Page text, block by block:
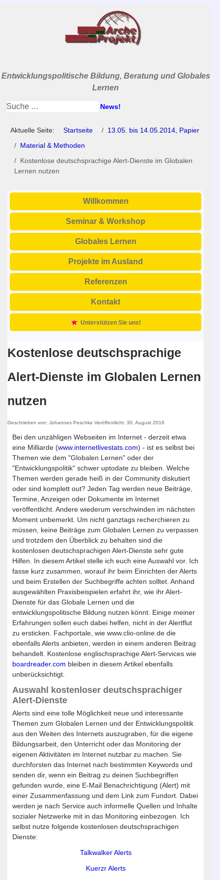
Entwicklungspolitische Bildung, Beratung und Globales
Lernen
News!
Aktuelle Seite: Startseite
13.05. bis 14.05.2014, Papier
Material & Methoden
Kostenlose deutschsprachige Alert-Dienste im Globalen
Lernen nutzen
Willkommen
Seminar & Workshop
Globales Lernen
Projekte im Ausland
Referenzen
Kontakt
Unterstützen Sie uns!
Kostenlose deutschsprachige
Alert-Dienste im Globalen Lernen
nutzen
Geschrieben von: Johannes Peschke Veröffentlicht: 30. August 2016
Bei den unzähligen Webseiten im Internet - derzeit etwa
eine Milliarde (www.internetlivestats.com) - ist es selbst bei
Themen wie dem "Globalen Lernen" oder der
"Entwicklungspolitik" schwer uptodate zu bleiben. Welche
Themen werden gerade heiß in der Community diskutiert
oder sind komplett out? Jeden Tag werden neue Beiträge,
Termine, Anzeigen oder Dokumente im Internet
veröffentlicht. Andere wiederum verschwinden im nächsten
Moment unbemerkt. Um nicht ganztags recherchieren zu
müssen, keine Beiträge zum Globalen Lernen zu verpassen
und trotzdem den Überblick zu behalten sind die
kostenlosen deutschsprachigen Alert-Dienste sehr gute
Hilfen. In diesem Artikel stelle ich euch eine Auswahl vor. Ich
fasse kurz zusammen, worauf ihr beim Einrichten der Alerts
und beim Erstellen der Suchbegriffe achten solltet. Anhand
ausgewählten Praxisbeispielen erfahrt ihr, wie ihr Alert-
Dienste für das Globale Lernen und die
entwicklungspolitische Bildung nutzen könnt. Einige meiner
Erfahrungen sollen euch dabei helfen, nicht in der Alertflut
zu ersticken. Fachportale, wie www.clio-online.de die
ebenfalls Alerts anbieten, werden in einem anderen Beitrag
behandelt. Kostenlose englischsprachige Alert-Services wie
boardreader.com bleiben in diesem Artikel ebenfalls
unberücksichtigt.
Auswahl kostenloser deutschsprachiger
Alert-Dienste
Alerts sind eine tolle Möglichkeit neue und interessante
Themen zum Globalen Lernen und der Entwicklungspolitik
aus den Weiten des Internets auszugraben, für die eigene
Bildungsarbeit, den Unterricht oder das Monitoring der
eigenen Aktivitäten im Internet nutzbar zu machen. Sie
durchforsten das Internet nach bestimmten Keywords und
senden dir, wenn ein Beitrag zu deinen Suchbegriffen
gefunden wurde, eine E-Mail Benachrichtigung (Alert) mit
einer Zusammenfassung und dem Link zum Fundort. Dabei
werden je nach Service auch informelle Quellen und Inhalte
sozialer Netzwerke mit in das Monitoring einbezogen. Ich
selbst nutze folgende kostenlosen deutschsprachigen
Dienste:
Talkwalker Alerts
Kuerzr Alerts